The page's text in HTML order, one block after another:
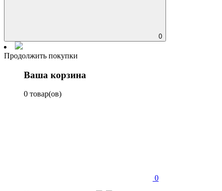
0
Продолжить покупки
Ваша корзина
0 товар(ов)
0